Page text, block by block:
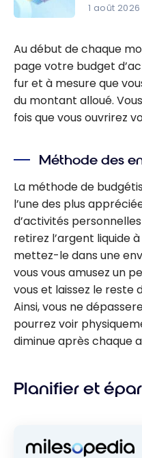
meilleures
cartes de
crédit pour
les
restaurant
s et la
nourriture
- Août
2026
1 août 2026
Au début de chaque
page votre budget
fur et à mesure que
du montant alloué.
fois que vous ouvrirez
Méthode des
La méthode de
l’une des plus
d’activités
retirez l’argent liquide
mettez-le dans une
vous vous amusez un
vous et laissez le reste
Ainsi, vous ne
pourrez voir
diminue après chaque
Planifier et